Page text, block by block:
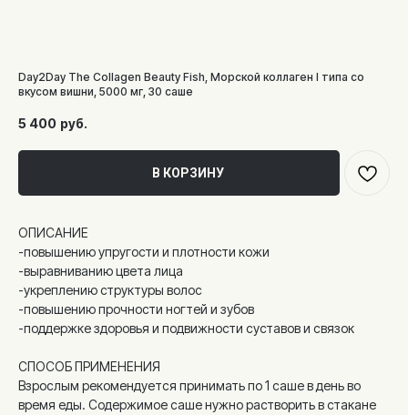
Day2Day The Collagen Beauty Fish, Морской коллаген I типа со
вкусом вишни, 5000 мг, 30 саше
5 400 руб.
В КОРЗИНУ
ОПИСАНИЕ
-повышению упругости и плотности кожи
-выравниванию цвета лица
-укреплению структуры волос
-повышению прочности ногтей и зубов
-поддержке здоровья и подвижности суставов и связок
СПОСОБ ПРИМЕНЕНИЯ
Взрослым рекомендуется принимать по 1 саше в день во
время еды. Содержимое саше нужно растворить в стакане